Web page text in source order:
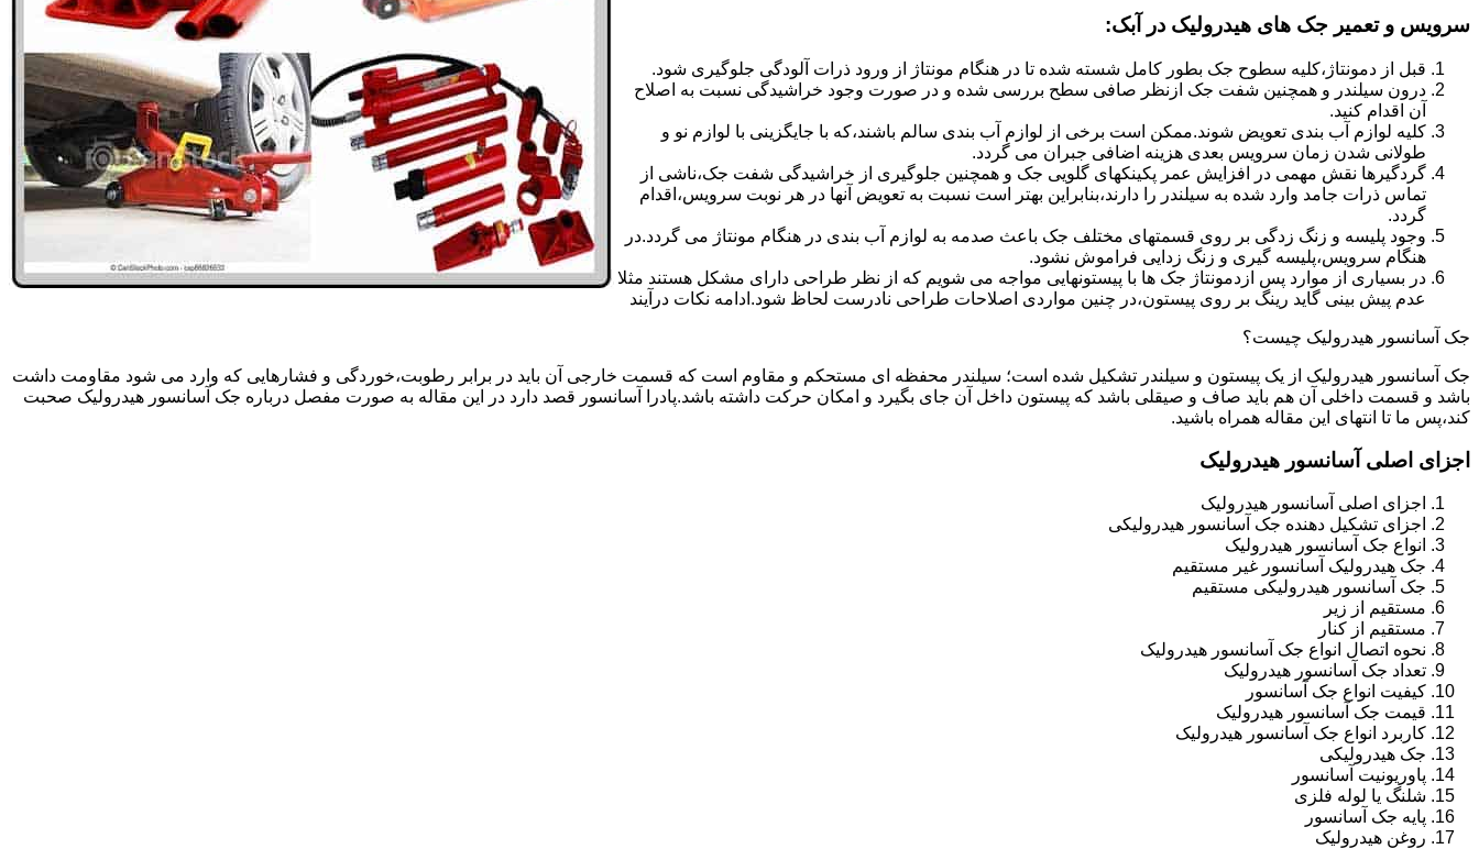
سرویس و تعمیر جک های هیدرولیک در آبک:
قبل از دمونتاژ،کلیه سطوح جک بطور کامل شسته شده تا در هنگام مونتاژ از ورود ذرات آلودگی جلوگیری شود.
درون سیلندر و همچنین شفت جک ازنظر صافی سطح بررسی شده و در صورت وجود خراشیدگی نسبت به اصلاح
آن اقدام کنید.
کلیه لوازم آب بندی تعویض شوند.ممکن است برخی از لوازم آب بندی سالم باشند،که با جایگزینی با لوازم نو و
طولانی شدن زمان سرویس بعدی هزینه اضافی جبران می گردد.
گردگیرها نقش مهمی در افزایش عمر پکینکهای گلویی جک و همچنین جلوگیری از خراشیدگی شفت جک،ناشی از
تماس ذرات جامد وارد شده به سیلندر را دارند،بنابراین بهتر است نسبت به تعویض آنها در هر نوبت سرویس،اقدام
گردد.
وجود پلیسه و زنگ زدگی بر روی قسمتهای مختلف جک باعث صدمه به لوازم آب بندی در هنگام مونتاژ می گردد.در
هنگام سرویس،پلیسه گیری و زنگ زدایی فراموش نشود.
در بسیاری از موارد پس ازدمونتاژ جک ها با پیستونهایی مواجه می شویم که از نظر طراحی دارای مشکل هستند مثلا
عدم پیش بینی گاید رینگ بر روی پیستون،در چنین مواردی اصلاحات طراحی نادرست لحاظ شود.ادامه نکات درآیند
جک آسانسور هیدرولیک چیست؟
جک آسانسور هیدرولیک از یک پیستون و سیلندر تشکیل شده است؛ سیلندر محفظه ای مستحکم و مقاوم است که قسمت خارجی آن باید در برابر رطوبت،خوردگی و فشارهایی که وارد می شود مقاومت داشت
باشد و قسمت داخلی آن هم باید صاف و صیقلی باشد که پیستون داخل آن جای بگیرد و امکان حرکت داشته باشد.پادرا آسانسور قصد دارد در این مقاله به صورت مفصل درباره جک آسانسور هیدرولیک صحبت
کند،پس ما تا انتهای این مقاله همراه باشید.
اجزای اصلی آسانسور هیدرولیک
اجزای اصلی آسانسور هیدرولیک
اجزای تشکیل دهنده جک آسانسور هیدرولیکی
انواع جک آسانسور هیدرولیک
جک هیدرولیک آسانسور غیر مستقیم
جک آسانسور هیدرولیکی مستقیم
مستقیم از زیر
مستقیم از کنار
نحوه اتصال انواع جک آسانسور هیدرولیک
تعداد جک آسانسور هیدرولیک
کیفیت انواع جک آسانسور
قیمت جک آسانسور هیدرولیک
کاربرد انواع جک آسانسور هیدرولیک
جک هیدرولیکی
پاوریونیت آسانسور
شلنگ یا لوله فلزی
پایه جک آسانسور
روغن هیدرولیک